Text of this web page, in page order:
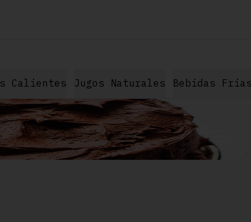
Calientes Jugos Naturales Bebidas Frias